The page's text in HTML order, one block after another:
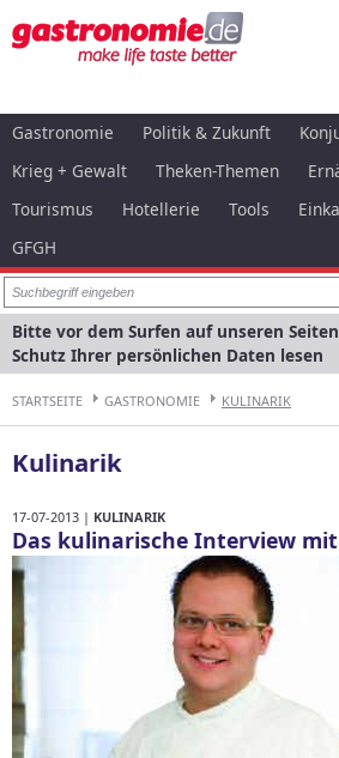
Gastronomie Politik & Zukunft
Krieg + Gewalt
Theken-Themen
Tourismus
Hotellerie Tools
GFGH
Bitte vor dem Surfen auf unseren
Schutz Ihrer persönlichen Daten lesen
STARTSEITE GASTRONOMIE KULINARIK
Kulinarik
17-07-2013 | KULINARIK
Das kulinarische Interview